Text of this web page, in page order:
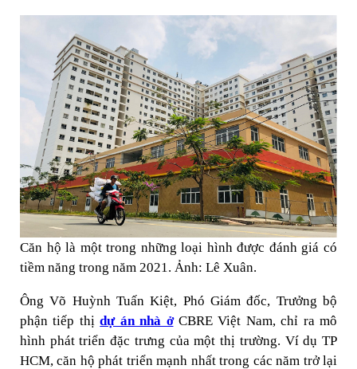
Căn hộ là một trong những loại hình được đánh giá có
tiềm năng trong năm 2021. Ảnh: Lê Xuân.
Ông Võ Huỳnh Tuấn Kiệt, Phó Giám đốc, Trưởng bộ
phận tiếp thịdự án nhà ởCBRE Việt Nam, chỉ ra mô
hình phát triển đặc trưng của một thị trường. Ví dụ TP
HCM, căn hộ phát triển mạnh nhất trong các năm trở lại